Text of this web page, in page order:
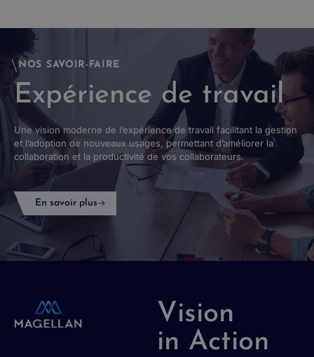
NOS SAVOIR-FAIRE
Expérience de travail
Une vision moderne de l’expérience de travail facilitant la gestion
et l’adoption de nouveaux usages, permettant d’améliorer la
collaboration et la productivité de vos collaborateurs.
En savoir plus
Vision
in Action